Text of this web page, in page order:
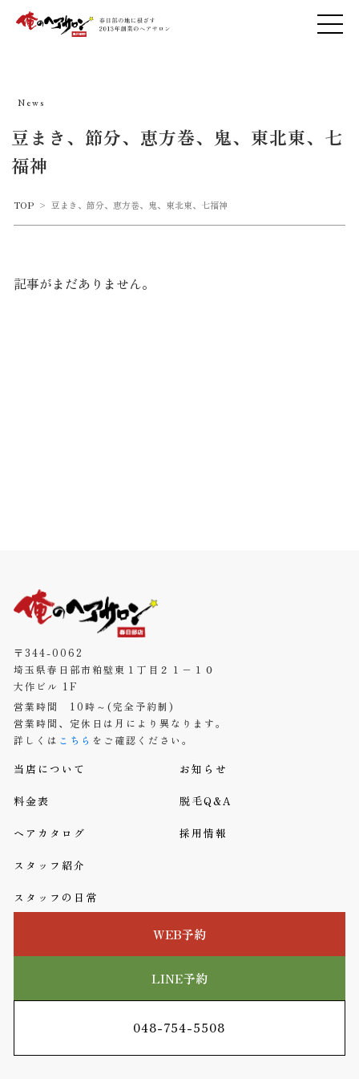
News
豆まき、節分、恵方巻、鬼、東北東、七
福神
TOP > 豆まき、節分、恵方巻、鬼、東北東、七福神
記事がまだありません。
〒344-0062
埼玉県春日部市粕壁東１丁目２１−１０
大作ビル 1F
営業時間 10時～(完全予約制)
営業時間、定休日は月により異なります。
詳しくは こちら をご確認ください。
当店について
料金表
ヘアカタログ
スタッフ紹介
スタッフの日常
お知らせ
脱毛Q&A
採用情報
WEB予約
LINE予約
048-754-5508